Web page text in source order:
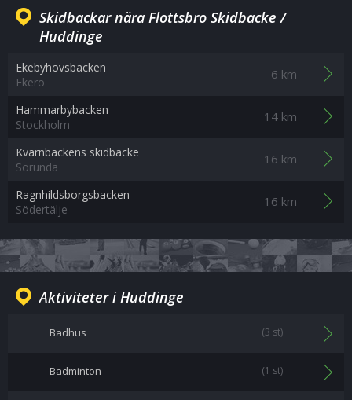
Skidbackar nära Flottsbro Skidbacke /
Huddinge
Ekebyhovsbacken
Ekerö
6 km
Hammarbybacken
Stockholm
14 km
Kvarnbackens skidbacke
Sorunda
16 km
Ragnhildsborgsbacken
Södertälje
16 km
Aktiviteter i Huddinge
Badhus (3 st)
Badminton (1 st)